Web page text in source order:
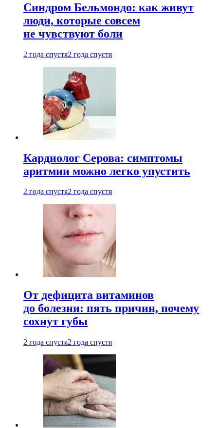
Синдром Бельмондо: как живут
люди, которые совсем
не чувствуют боли
2 года спустя2 года спустя
Кардиолог Серова: симптомы
аритмии можно легко упустить
2 года спустя2 года спустя
От дефицита витаминов
до болезни: пять причин, почему
сохнут губы
2 года спустя2 года спустя